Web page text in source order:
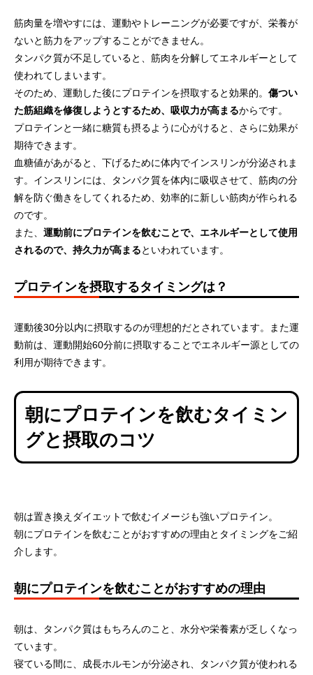
SOU＋YOU×b.ringで整える『いい日、は
じまるキャンペーン』
2025.12.22
映画「赤羽骨子の
アップ記念キャンペ
2024.07.12
筋肉量を増やすには、運動やトレーニングが必要ですが、栄養が
ないと筋力をアップすることができません。
タンパク質が不足していると、筋肉を分解してエネルギーとして
使われてしまいます。
そのため、運動した後にプロテインを摂取すると効果的。 傷つい
た筋組織を修復しようとするため、吸収力が高まるからです。
プロテインと一緒に糖質も摂るように心がけると、さらに効果が
期待できます。
血糖値があがると、下げるために体内でインスリンが分泌されま
す。インスリンには、タンパク質を体内に吸収させて、筋肉の分
解を防ぐ働きをしてくれるため、効率的に新しい筋肉が作られる
のです。
また、 運動前にプロテインを飲むことで、エネルギーとして使用
されるので、持久力が高まるといわれています。
プロテインを摂取するタイミングは？
運動後30分以内に摂取するのが理想的だとされています。また運
動前は、運動開始60分前に摂取することでエネルギー源としての
利用が期待できます。
朝にプロテインを飲むタイミン
グと摂取のコツ
朝は置き換えダイエットで飲むイメージも強いプロテイン。
朝にプロテインを飲むことがおすすめの理由とタイミングをご紹
介します。
朝にプロテインを飲むことがおすすめの理由
朝は、タンパク質はもちろんのこと、水分や栄養素が乏しくなっ
ています。
寝ている間に、成長ホルモンが分泌され、タンパク質が使われる